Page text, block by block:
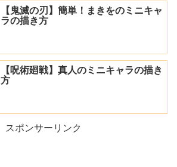
【鬼滅の刃】簡単！まきをのミニキャ
ラの描き方
【呪術廻戦】真人のミニキャラの描き
方
スポンサーリンク